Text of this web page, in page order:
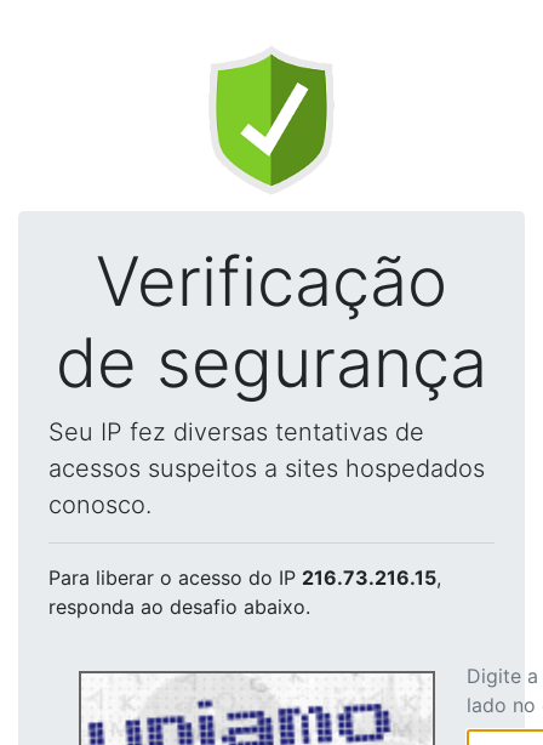
Verificação
de segurança
Seu IP fez diversas tentativas de
acessos suspeitos a sites hospedados
conosco.
Para liberar o acesso do IP 216.73.216.15,
responda ao desafio abaixo.
Digite
lado no